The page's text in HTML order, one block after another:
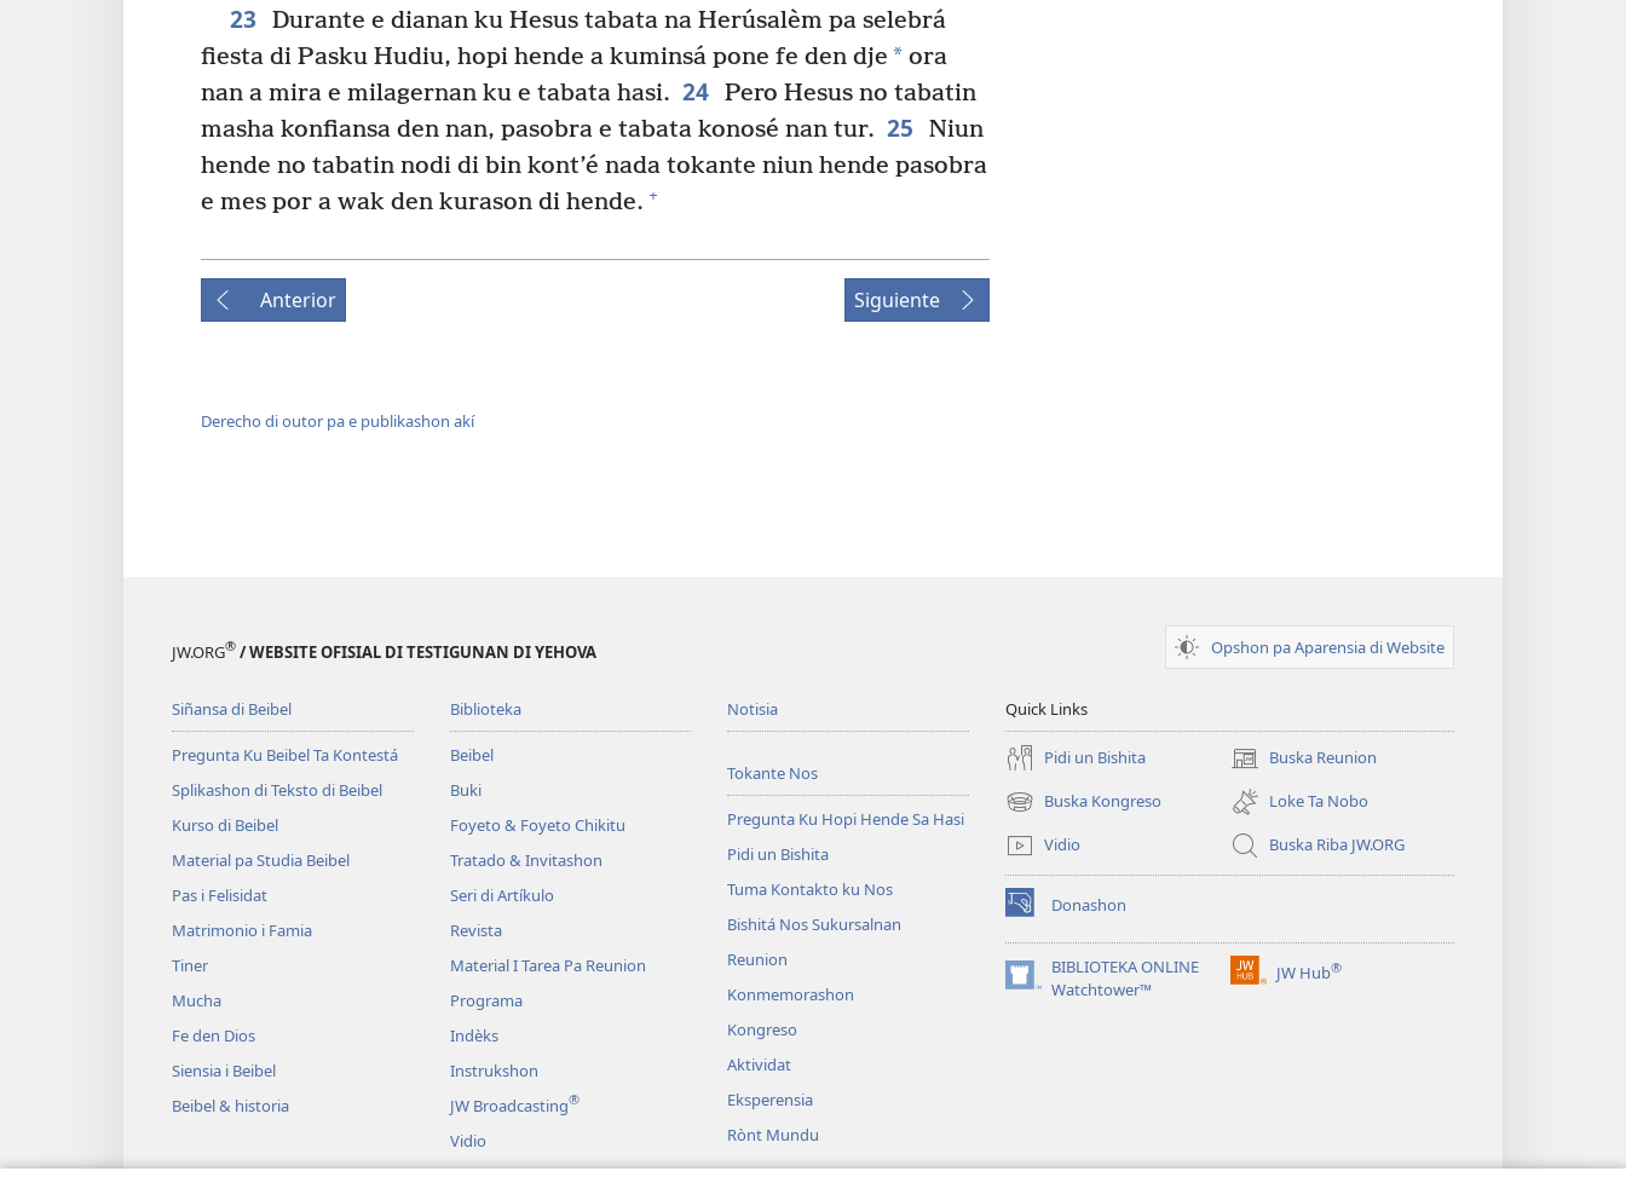
23
Durante e dianan ku Hesus tabata na Herúsalèm pa selebrá
fiesta di Pasku Hudiu, hopi hende a kuminsá pone fe den dje * ora
nan a mira e milagernan ku e tabata hasi. 24 Pero Hesus no tabatin
masha konfiansa den nan, pasobra e tabata konosé nan tur. 25
Niun
hende no tabatin nodi di bin kont’é nada tokante niun hende pasobra
e mes por a wak den kurason di hende. +
Anterior Siguiente
Derecho di outor pa e publikashon akí
JW.ORG® / WEBSITE OFISIAL DI TESTIGUNAN DI YEHOVA Opshon pa Aparensia di Website
Siñansa di Beibel
Pregunta Ku Beibel Ta Kontestá
Splikashon di Teksto di Beibel
Kurso di Beibel
Material pa Studia Beibel
Pas i Felisidat
Matrimonio i Famia
Tiner
Mucha
Fe den Dios
Siensia i Beibel
Beibel & historia
Biblioteka
Beibel
Buki
Foyeto & Foyeto Chikitu
Tratado & Invitashon
Seri di Artíkulo
Revista
Material I Tarea Pa Reunion
Programa
Indèks
Instrukshon
JW Broadcasting®
Vidio
Notisia
Tokante Nos
Pregunta Ku Hopi Hende Sa Hasi
Pidi un Bishita
Tuma Kontakto ku Nos
Bishitá Nos Sukursalnan
Reunion
Konmemorashon
Kongreso
Aktividat
Eksperensia
Rònt Mundu
Quick Links
Pidi un Bishita Buska Reunion
(opens
new
window)
Buska Kongreso
(opens
new
window)
Loke Ta Nobo
Vidio
Buska Riba JW.ORG
Donashon
(opens
new
window)BIBLIOTEKA ONLINE
Watchtower™
(opens
JW Hub®
(opens